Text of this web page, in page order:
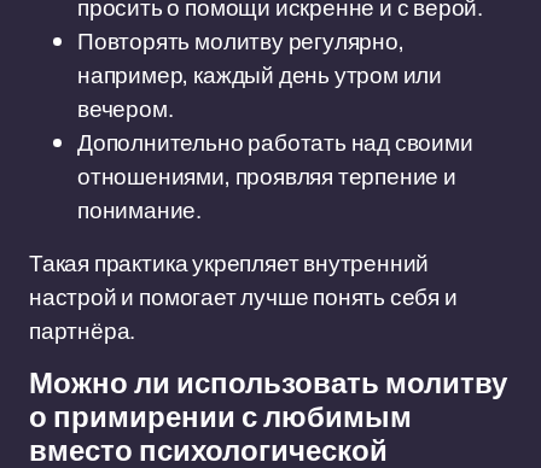
просить о помощи искренне и с верой.
Повторять молитву регулярно,
например, каждый день утром или
вечером.
Дополнительно работать над своими
отношениями, проявляя терпение и
понимание.
Такая практика укрепляет внутренний
настрой и помогает лучше понять себя и
партнёра.
Можно ли использовать молитву
о примирении с любимым
вместо психологической